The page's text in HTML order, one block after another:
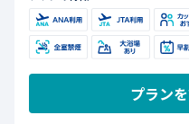
プラン